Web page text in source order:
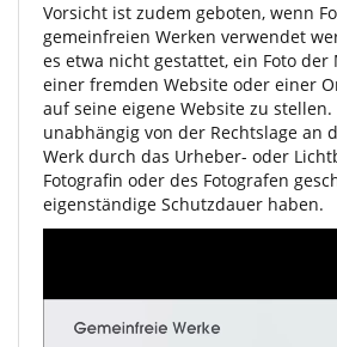
Vorsicht ist zudem geboten, wenn
gemeinfreien Werken verwendet
es etwa nicht gestattet, ein Foto der
einer fremden Website oder einer
auf seine eigene Website zu
unabhängig von der Rechtslage an
Werk durch das Urheber- oder
Fotografin oder des Fotografen
eigenständige Schutzdauer haben.